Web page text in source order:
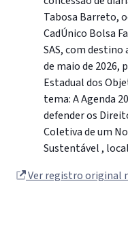
Tabosa Barreto,
CadÚnico Bolsa
SAS, com destino
de maio de 2026,
Estadual dos
tema: A Agenda
defender os
Coletiva de um
Sustentável ,
Ver registro original